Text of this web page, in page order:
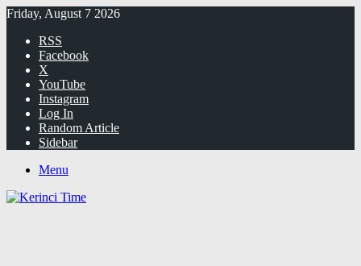
Friday, August 7 2026
RSS
Facebook
X
YouTube
Instagram
Log In
Random Article
Sidebar
Menu